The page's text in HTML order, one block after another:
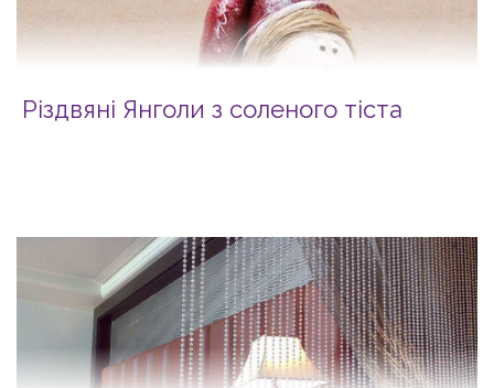
Різдвяні Янголи з соленого тіста